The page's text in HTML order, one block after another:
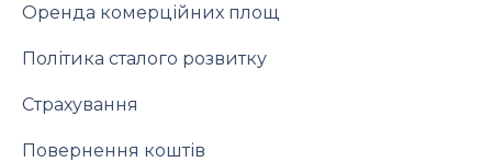
Оренда комерційних площ
Політика сталого розвитку
Страхування
Повернення коштів